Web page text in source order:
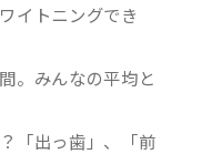
イトニングでき
。みんなの平均と
「出っ歯」、「前